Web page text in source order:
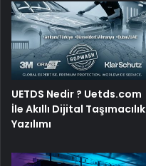
UETDS Nedir ? Uetds.com
İle Akıllı Dijital Taşımacılık
Yazılımı